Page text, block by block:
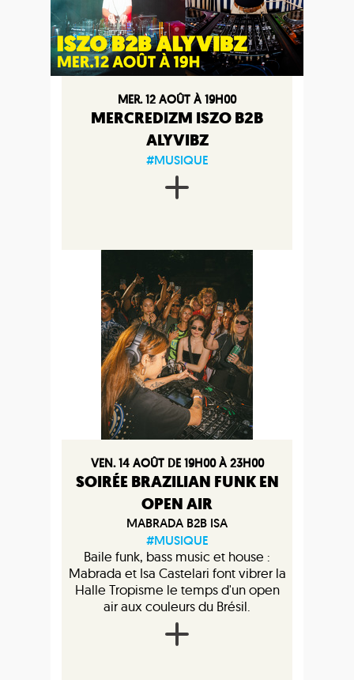
MER. 12 AOÛT À 19H00
MERCREDIZM ISZO B2B
ALYVIBZ
#MUSIQUE
VEN. 14 AOÛT DE 19H00 À 23H00
SOIRÉE BRAZILIAN FUNK EN
OPEN AIR
MABRADA B2B ISA
#MUSIQUE
Baile funk, bass music et house :
Mabrada et Isa Castelari font vibrer la
Halle Tropisme le temps d'un open
air aux couleurs du Brésil.